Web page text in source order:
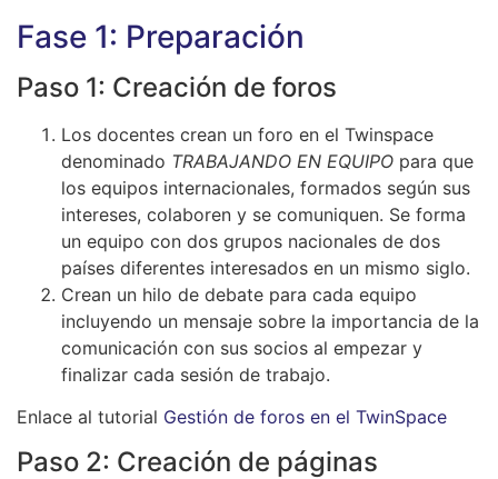
Fase 1: Preparación
Paso 1: Creación de foros
Los docentes crean un foro en el Twinspace
denominado TRABAJANDO EN EQUIPO para que
los equipos internacionales, formados según sus
intereses, colaboren y se comuniquen. Se forma
un equipo con dos grupos nacionales de dos
países diferentes interesados en un mismo siglo.
Crean un hilo de debate para cada equipo
incluyendo un mensaje sobre la importancia de la
comunicación con sus socios al empezar y
finalizar cada sesión de trabajo.
Enlace al tutorial Gestión de foros en el TwinSpace
Paso 2: Creación de páginas